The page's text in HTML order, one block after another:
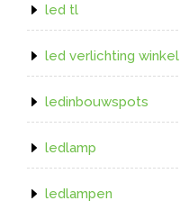
led tl
led verlichting winkel
ledinbouwspots
ledlamp
ledlampen